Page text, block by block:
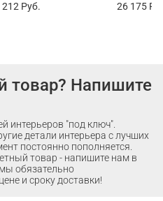
212 Руб.
26 175
Напишите
интерьеров "под ключ".
детали интерьера с лучших
постоянно пополняется.
товар - напишите нам в
обязательно
и сроку доставки!